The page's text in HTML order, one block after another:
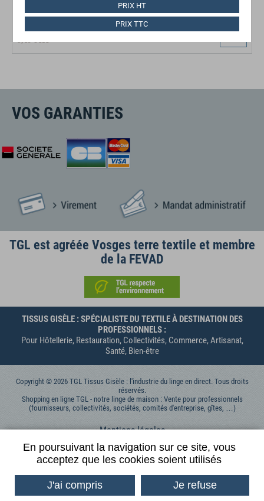
NAPPE TOILE SERGÉE ÉPAISSE
8,50 €HT
9,45 €HT
VOS GARANTIES
TGL est agréée Vosges terre textile et membre
de la FEVAD
TISSUS GISÈLE : SPÉCIALISTE DU TEXTILE À DESTINATION DES
PROFESSIONNELS :
Pour Hôtellerie, Restauration, Collectivités, Commerce, Artisanat,
Santé, Bien-être
Copyright © 2026 TGL Tissus Gisèle : l'industrie du linge en direct. Tous droits
réservés.
Shopping en ligne TGL - notre linge de maison : Vente pour professionnels
(fournisseurs, collectivités, sociétés, comités d'entreprise, gîtes, …)
Mentions légales
Données personnelles
Contactez-nous
Conditions générales de vente
Conditions Générales d'Utilisation
En poursuivant la navigation sur ce site, vous
acceptez que les cookies soient utilisés
J'ai compris Je refuse
PRIX HT
PRIX TTC